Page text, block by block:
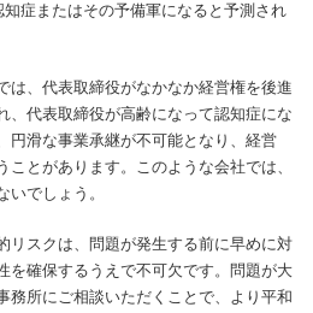
症またはその予備軍になると予測され
は、代表取締役がなかなか経営権を後進
、代表取締役が高齢になって認知症にな
円滑な事業承継が不可能となり、経営
とがあります。このような会社では、
でしょう。
リスクは、問題が発生する前に早めに対
を確保するうえで不可欠です。問題が大
務所にご相談いただくことで、より平和